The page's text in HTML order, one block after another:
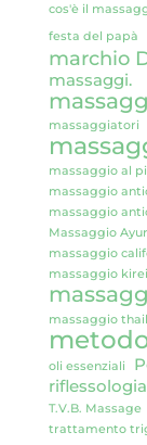
cos'è il
festa del papà
marchio
massaggi.
massaggiatori
massaggio al
massaggio
massaggio
Massaggio
massaggio
massaggio
massaggio
oli essenziali
riflessologia
T.V.B. Massage
trattamento